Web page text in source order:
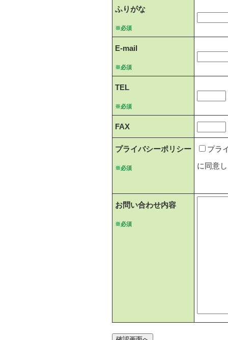
ふりがな
※必須
E-mail
※必須
TEL
※必須
FAX
プライバシーポリシー
※必須
プラ
に同意
お問い合わせ内容
※必須